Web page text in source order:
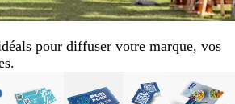
pour diffuser votre marque, vos
optionsNouvelles optionsNouvelles options